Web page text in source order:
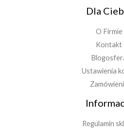
Dla
O Firmie
Kontakt
Ustawienia
Regulamin